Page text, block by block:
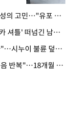
· 직장 불륜 발각된 40대 남성의 고민…"유포 동료 명예훼손·협박죄 고소 가능할까"
· 재취업한 시누이 위해 '조카 셔틀' 떠넘긴 남편…아내 "난 못한다"
· "남의 가정사 끼어들지 마"…시누이 불륜 덮으려는 남편에 억울한 아내
· "현관문 걷어차고 욕설 녹음 반복"…18개월 아기 키우는 집 뒤흔든 '앞집의 비극'